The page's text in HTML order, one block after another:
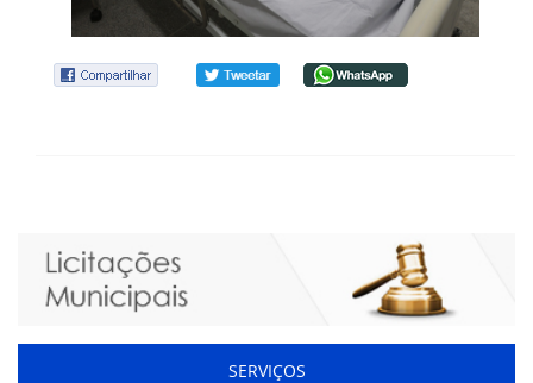
SERVIÇOS